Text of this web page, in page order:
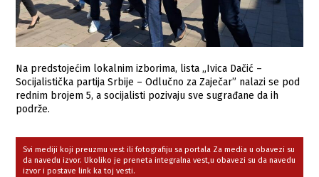
Na predstojećim lokalnim izborima, lista „Ivica Dačić –
Socijalistička partija Srbije – Odlučno za Zaječar” nalazi se pod
rednim brojem 5, a socijalisti pozivaju sve sugrađane da ih
podrže.
Svi mediji koji preuzmu vest ili fotografiju sa portala Za media u obavezi su
da navedu izvor. Ukoliko je preneta integralna vest,u obavezi su da navedu
izvor i postave link ka toj vesti.